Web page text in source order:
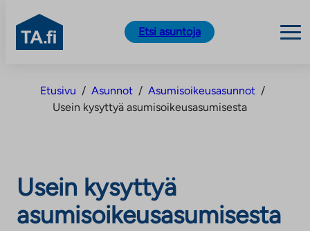
sisältöön
TA.fi
Etsi asuntoja
Etusivu / Asunnot / Asumisoikeusasunnot /
Usein kysyttyä asumisoikeusasumisesta
Usein kysyttyä
asumisoikeusasumisesta